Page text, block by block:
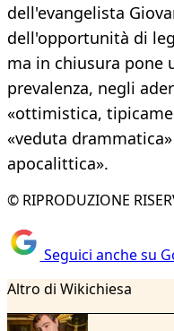
dell'evangelista
dell'opportunità di
ma in chiusura pone
prevalenza, negli
«ottimistica,
«veduta
apocalittica».
© RIPRODUZIONE
Seguici anche su
Altro di Wikichiesa